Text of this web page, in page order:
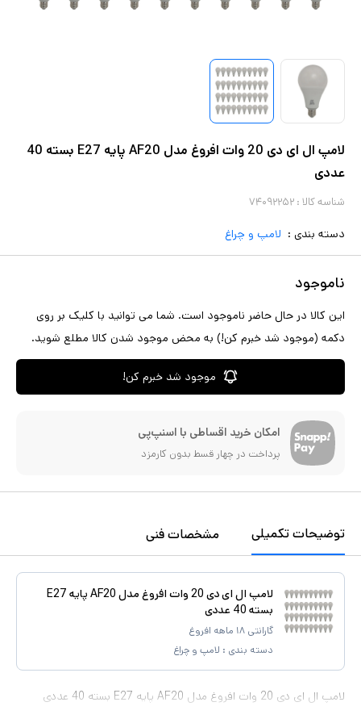
لامپ ال ای دی 20 وات افروغ مدل AF20 پایه E27 بسته 40
عددی
شناسه کالا : ۷۴۰۹۲۲۵۲
دسته بندی : لامپ و چراغ
ناموجود
این کالا در حال حاضر ناموجود است. شما می توانید با کلیک بر روی
دکمه (موجود شد خبرم کن!) به محض موجود شدن کالا مطلع شوید.
موجود شد خبرم کن!
امکان خرید اقساطی با اسنپ‌پی
پرداخت در چهار قسط بدون کارمزد
توضیحات تکمیلی مشخصات فنی
لامپ ال ای دی 20 وات افروغ مدل AF20 پایه E27
بسته 40 عددی
گارانتی ۱۸ ماهه افروغ
دسته بندی : لامپ و چراغ
لامپ ال ای دی 20 وات افروغ مدل AF20 پایه E27 بسته 40 عددی